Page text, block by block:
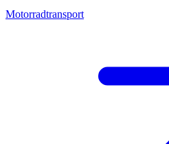
Motorradtransport